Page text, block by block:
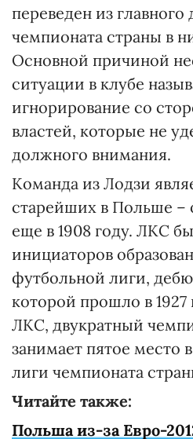
переведен из главного
чемпионата страны в
Основной причиной
ситуации в клубе
игнорирование со
властей, которые не
должного внимания.
Команда из Лодзи
старейших в Польше –
еще в 1908 году. ЛКС
инициаторов
футбольной лиги,
которой прошло в 1927
ЛКС, двукратный
занимает пятое место
лиги чемпионата
Читайте также:
Польша из-за Евро-